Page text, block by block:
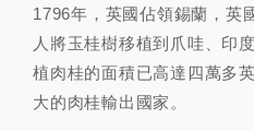
1796年，英國佔領錫蘭，英
人將玉桂樹移植到爪哇、印
植肉桂的面積已高達四萬多
大的肉桂輸出國家。